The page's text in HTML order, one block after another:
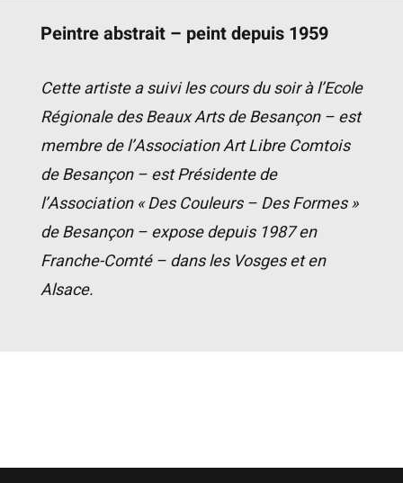
Peintre abstrait – peint depuis 1959
Cette artiste a suivi les cours du soir à l’Ecole
Régionale des Beaux Arts de Besançon – est
membre de l’Association Art Libre Comtois
de Besançon – est Présidente de
l’Association « Des Couleurs – Des Formes »
de Besançon – expose depuis 1987 en
Franche-Comté – dans les Vosges et en
Alsace.